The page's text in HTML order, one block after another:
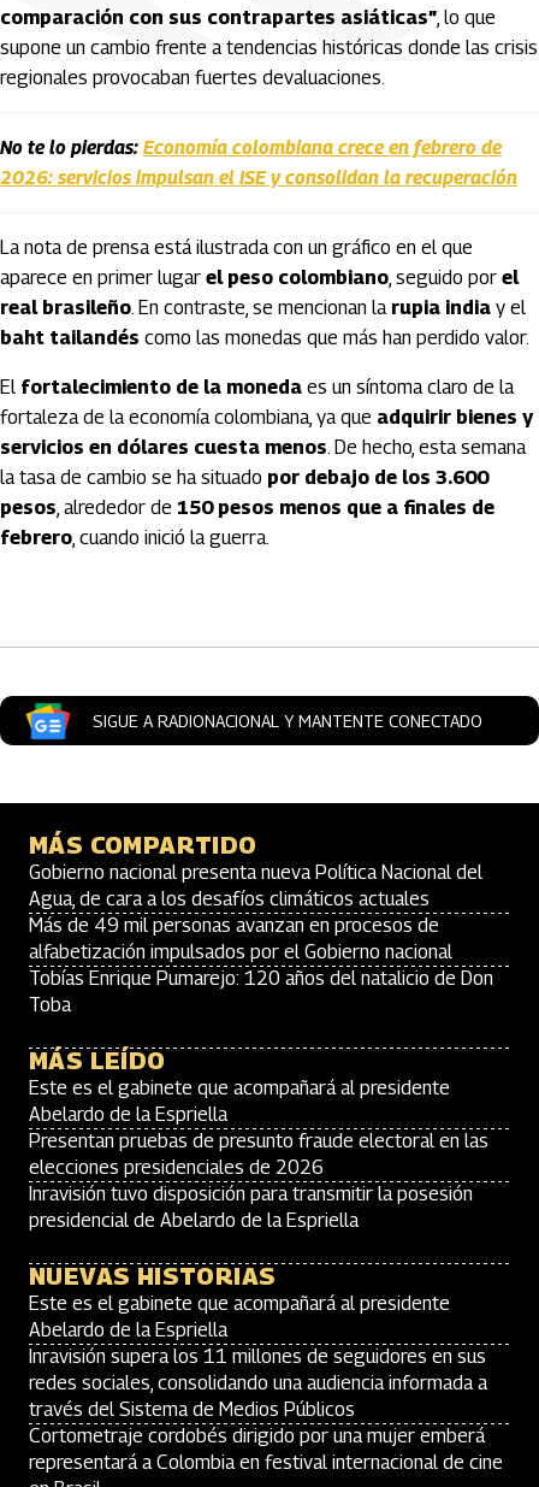
comparación con sus contrapartes asiáticas”, lo que
supone un cambio frente a tendencias históricas donde las crisis
regionales provocaban fuertes devaluaciones.
No te lo pierdas: Economía colombiana crece en febrero de
2026: servicios impulsan el ISE y consolidan la recuperación
La nota de prensa está ilustrada con un gráfico en el que
aparece en primer lugar el peso colombiano, seguido por el
real brasileño. En contraste, se mencionan la rupia india y el
baht tailandés como las monedas que más han perdido valor.
El fortalecimiento de la moneda es un síntoma claro de la
fortaleza de la economía colombiana, ya que adquirir bienes y
servicios en dólares cuesta menos. De hecho, esta semana
la tasa de cambio se ha situado por debajo de los 3.600
pesos, alrededor de 150 pesos menos que a finales de
febrero, cuando inició la guerra.
SIGUE A RADIONACIONAL Y MANTENTE CONECTADO
MÁS COMPARTIDO
Gobierno nacional presenta nueva Política Nacional del
Agua, de cara a los desafíos climáticos actuales
Más de 49 mil personas avanzan en procesos de
alfabetización impulsados por el Gobierno nacional
Tobías Enrique Pumarejo: 120 años del natalicio de Don
Toba
MÁS LEÍDO
Este es el gabinete que acompañará al presidente
Abelardo de la Espriella
Presentan pruebas de presunto fraude electoral en las
elecciones presidenciales de 2026
Inravisión tuvo disposición para transmitir la posesión
presidencial de Abelardo de la Espriella
NUEVAS HISTORIAS
Este es el gabinete que acompañará al presidente
Abelardo de la Espriella
Inravisión supera los 11 millones de seguidores en sus
redes sociales, consolidando una audiencia informada a
través del Sistema de Medios Públicos
Cortometraje cordobés dirigido por una mujer emberá
representará a Colombia en festival internacional de cine